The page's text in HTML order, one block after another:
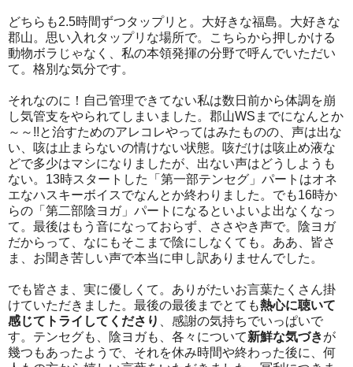
どちらも2.5時間ずつタップリと。大好きな福島。大好きな
郡山。思い入れタップリな場所で。こちらから押しかける
動物ボラじゃなく、私の本領発揮の分野で呼んでいただい
て。格別な気分です。
それなのに！自己管理できてない私は数日前から体調を崩
し気管支をやられてしまいました。郡山WSまでになんとか
～～!!と治すためのアレコレやってはみたものの、声は出な
い、咳は止まらないの情けない状態。咳だけは咳止め液な
どで多少はマシになりましたが、出ない声はどうしようも
ない。13時スタートした「第一部テンセグ」パートはオネ
エなハスキーボイスでなんとか終わりました。でも16時か
らの「第二部陰ヨガ」パートになるといよいよ出なくなっ
て。最後はもう音になっておらず、ささやき声で。陰ヨガ
だからって、なにもそこまで陰にしなくても。ああ、皆さ
ま、お聞き苦しい声で本当に申し訳ありませんでした。
でも皆さま、実に優しくて。ありがたいお言葉たくさん掛
けていただきました。最後の最後までとても熱心に聴いて
感じてトライしてくださり
、感謝の気持ちでいっぱいで
す。テンセグも、陰ヨガも、各々について新鮮な気づきが
幾つもあったようで、それを休み時間や終わった後に、何